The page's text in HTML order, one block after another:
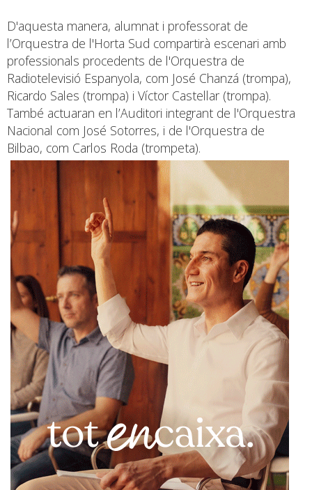
D'aquesta manera, alumnat i professorat de
l’Orquestra de l'Horta Sud compartirà escenari amb
professionals procedents de l'Orquestra de
Radiotelevisió Espanyola, com José Chanzá (trompa),
Ricardo Sales (trompa) i Víctor Castellar (trompa).
També actuaran en l’Auditori integrant de l'Orquestra
Nacional com José Sotorres, i de l'Orquestra de
Bilbao, com Carlos Roda (trompeta).